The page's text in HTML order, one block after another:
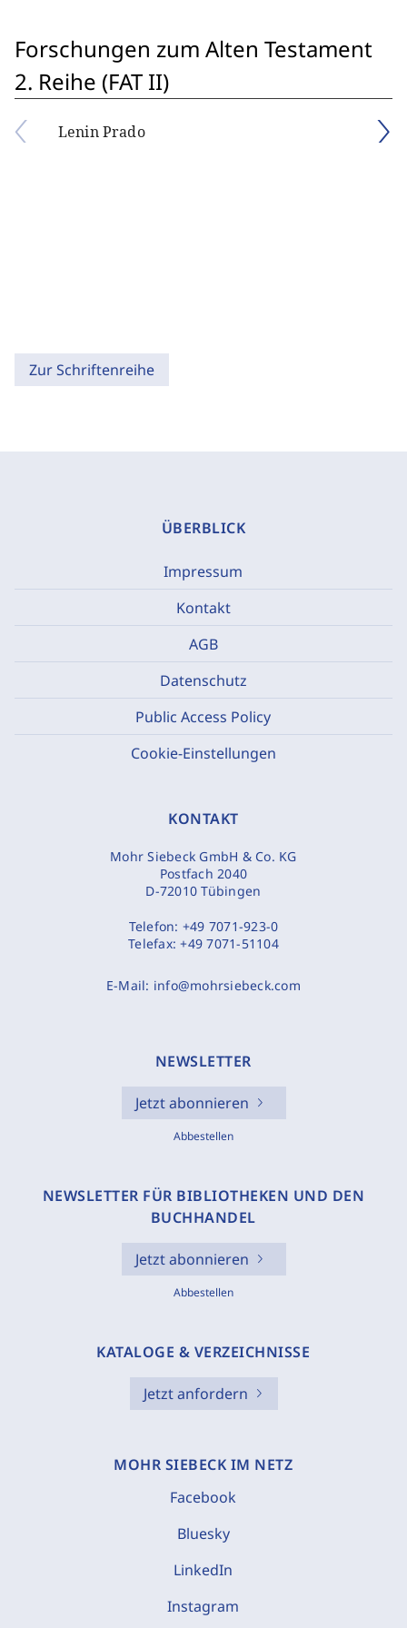
Forschungen zum Alten Testament
2. Reihe (FAT II)
Lenin Prado
Zur Schriftenreihe
ÜBERBLICK
Impressum
Kontakt
AGB
Datenschutz
Public Access Policy
Cookie-Einstellungen
KONTAKT
Mohr Siebeck GmbH & Co. KG
Postfach 2040
D-72010 Tübingen
Telefon: +49 7071-923-0
Telefax:+49 7071-51104
E-Mail: info@mohrsiebeck.com
NEWSLETTER
Jetzt abonnieren
Abbestellen
NEWSLETTER FÜR BIBLIOTHEKEN UND DEN
BUCHHANDEL
Jetzt abonnieren
Abbestellen
KATALOGE & VERZEICHNISSE
Jetzt anfordern
MOHR SIEBECK IM NETZ
Facebook
Bluesky
LinkedIn
Instagram